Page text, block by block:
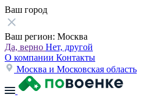
Ваш город
Ваш регион: Москва
Да, верно Нет, другой
О компании Контакты
Москва и Московская область